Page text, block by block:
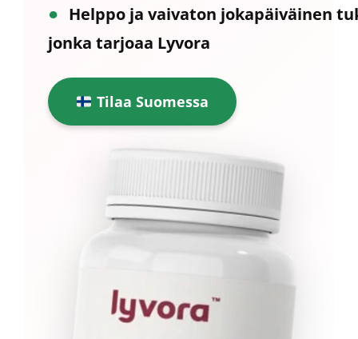
● Helppo ja vaivaton jokapäiväinen
jonka tarjoaa Lyvora
Tilaa Suomessa